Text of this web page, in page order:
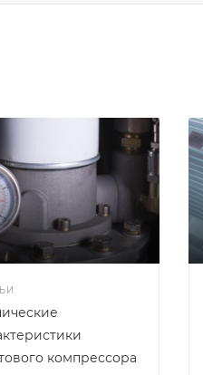
компрессора